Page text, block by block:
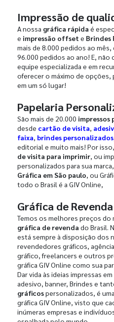
Impressão de
A nossa gráfica rápida é
e impressão offset e Brindes
mais de 8.000 pedidos ao mês,
96.000 pedidos ao ano! E, não
equipe especializada e em
oferecer o máximo de
em um só lugar!
Papelaria
São mais de 20.000 impressos
desde cartão de visita,
faixa, brindes personalizados
editorial e muito mais! Por
de visita para imprimir, ou
personalizados para sua
Gráfica em São paulo, ou
todo o Brasil é a GIV Online,
Gráfica de Revenda
Temos os melhores preços do
gráfica de revenda do Brasil.
está sempre à disposição dos
revendedores gráficos,
gráfico, freelancers e outros
gráfica GIV Online como sua
Dar vida às ideias impressas
adesivo, banner, Brindes e
gráficospersonalizados, é
gráfica GIV Online, visto que
inúmeras empresas e